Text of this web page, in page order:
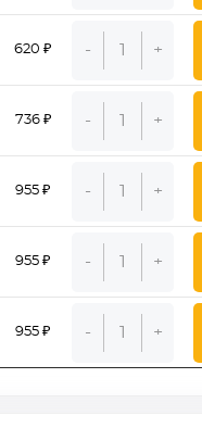
620 ₽
736 ₽
955 ₽
955 ₽
955 ₽
- +
- +
- +
- +
- +